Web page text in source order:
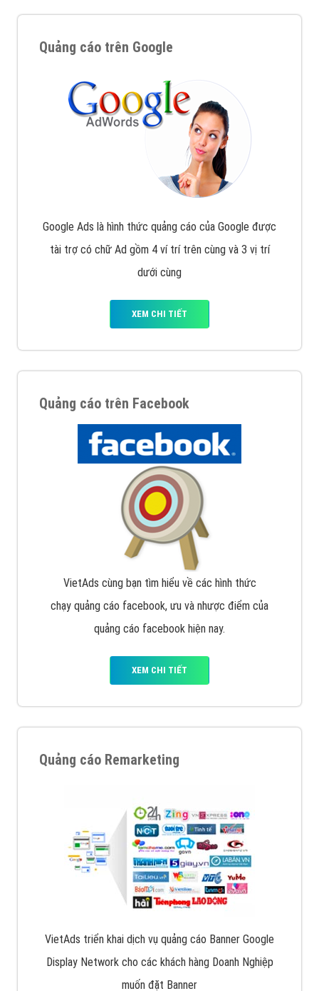
Quảng cáo trên Google
Google Ads là hình thức quảng cáo của Google được
tài trợ có chữ Ad gồm 4 ví trí trên cùng và 3 vị trí
dưới cùng
XEM CHI TIẾT
Quảng cáo trên Facebook
VietAds cùng bạn tìm hiểu về các hình thức
chạy quảng cáo facebook, ưu và nhược điểm của
quảng cáo facebook hiện nay.
XEM CHI TIẾT
Quảng cáo Remarketing
VietAds triển khai dịch vụ quảng cáo Banner Google
Display Network cho các khách hàng Doanh Nghiệp
muốn đặt Banner